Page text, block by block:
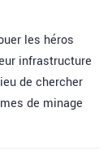
les héros
infrastructure
de chercher
de minage